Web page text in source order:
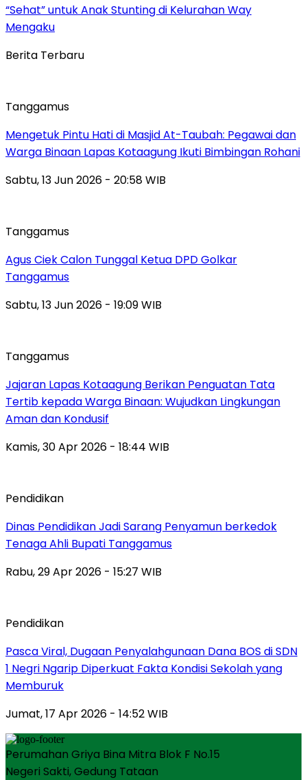
“Sehat” untuk Anak Stunting di Kelurahan Way
Mengaku
Berita Terbaru
Tanggamus
Mengetuk Pintu Hati di Masjid At-Taubah: Pegawai dan
Warga Binaan Lapas Kotaagung Ikuti Bimbingan Rohani
Sabtu, 13 Jun 2026 - 20:58 WIB
Tanggamus
Agus Ciek Calon Tunggal Ketua DPD Golkar
Tanggamus
Sabtu, 13 Jun 2026 - 19:09 WIB
Tanggamus
Jajaran Lapas Kotaagung Berikan Penguatan Tata
Tertib kepada Warga Binaan: Wujudkan Lingkungan
Aman dan Kondusif
Kamis, 30 Apr 2026 - 18:44 WIB
Pendidikan
Dinas Pendidikan Jadi Sarang Penyamun berkedok
Tenaga Ahli Bupati Tanggamus
Rabu, 29 Apr 2026 - 15:27 WIB
Pendidikan
Pasca Viral, Dugaan Penyalahgunaan Dana BOS di SDN
1 Negri Ngarip Diperkuat Fakta Kondisi Sekolah yang
Memburuk
Jumat, 17 Apr 2026 - 14:52 WIB
Perumahan Griya Bina Mitra Blok F No.15
Negeri Sakti, Gedung Tataan